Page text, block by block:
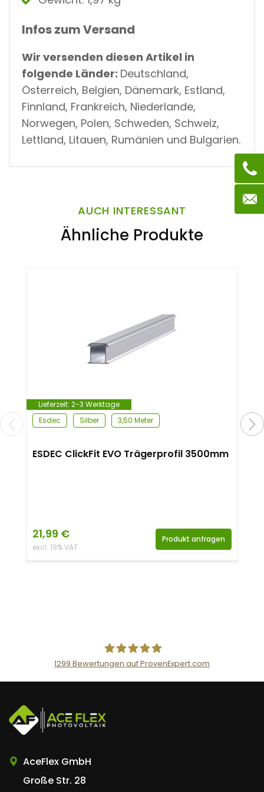
Infos zum Versand
Wir versenden diesen Artikel in
folgende Länder: Deutschland,
Österreich, Belgien, Dänemark, Estland,
Finnland, Frankreich, Niederlande,
Norwegen, Polen, Schweden, Schweiz,
Lettland, Litauen, Rumänien und Bulgarien.
AUCH INTERESSANT
Ähnliche Produkte
Lieferzeit: 2-3 Werktage
Esdec
Silber 3,50 Meter
ESDEC ClickFit EVO Trägerprofil 3500mm
21,99 €
excl. 19% VAT
Produkt anfragen
AceFlex GmbH
1299 Bewertungen auf ProvenExpert.com
AceFlex GmbH
Große Str. 28